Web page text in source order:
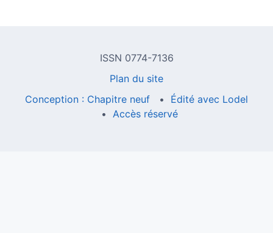
ISSN 0774-7136
Plan du site
Conception : Chapitre neuf
Édité avec Lodel
Accès réservé